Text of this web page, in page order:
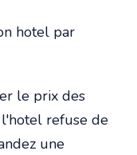
hotel par
le prix des
refuse de
une